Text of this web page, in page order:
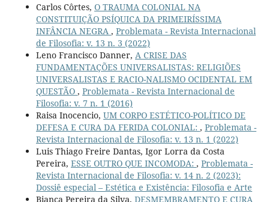
Carlos Côrtes, O TRAUMA COLONIAL NA
CONSTITUIÇÃO PSÍQUICA DA PRIMEIRÍSSIMA
INFÂNCIA NEGRA , Problemata - Revista Internacional
de Filosofia: v. 13 n. 3 (2022)
Leno Francisco Danner, A CRISE DAS
FUNDAMENTAÇÕES UNIVERSALISTAS: RELIGIÕES
UNIVERSALISTAS E RACIO-NALISMO OCIDENTAL EM
QUESTÃO , Problemata - Revista Internacional de
Filosofia: v. 7 n. 1 (2016)
Raisa Inocencio, UM CORPO ESTÉTICO-POLÍTICO DE
DEFESA E CURA DA FERIDA COLONIAL: , Problemata -
Revista Internacional de Filosofia: v. 13 n. 1 (2022)
Luis Thiago Freire Dantas, Igor Lorra da Costa
Pereira, ESSE OUTRO QUE INCOMODA: , Problemata -
Revista Internacional de Filosofia: v. 14 n. 2 (2023):
Dossiê especial – Estética e Existência: Filosofia e Arte
Bianca Pereira da Silva, DESMEMBRAMENTO E CURA